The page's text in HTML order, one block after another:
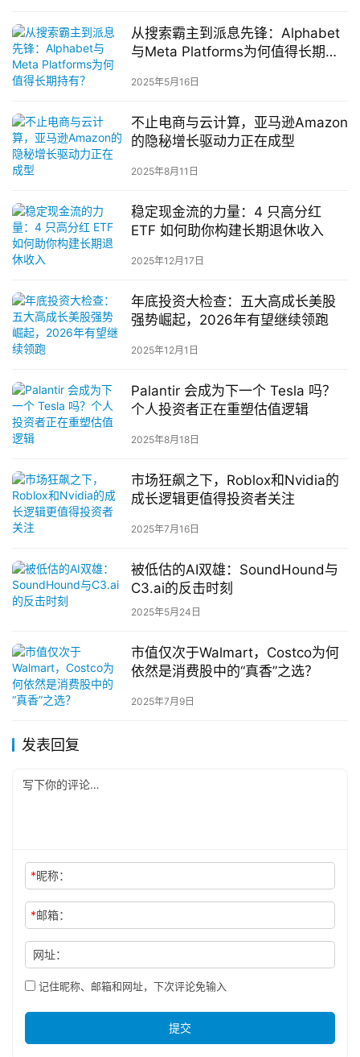
从搜索霸主到派息先锋：Alphabet
与Meta Platforms为何值得长期持
2025年5月16日
不止电商与云计算，亚马逊Amazon
的隐秘增长驱动力正在成型
2025年8月11日
稳定现金流的力量：4 只高分红
ETF 如何助你构建长期退休收入
2025年12月17日
年底投资大检查：五大高成长美股
强势崛起，2026年有望继续领跑
2025年12月1日
Palantir 会成为下一个 Tesla 吗？
个人投资者正在重塑估值逻辑
2025年8月18日
市场狂飙之下，Roblox和Nvidia的
成长逻辑更值得投资者关注
2025年7月16日
被低估的AI双雄：SoundHound与
C3.ai的反击时刻
2025年5月24日
市值仅次于Walmart，Costco为何
依然是消费股中的“真香”之选？
2025年7月9日
发表回复
*昵称：
*邮箱：
网址：
记住昵称、邮箱和网址，下次评论免输入
提交